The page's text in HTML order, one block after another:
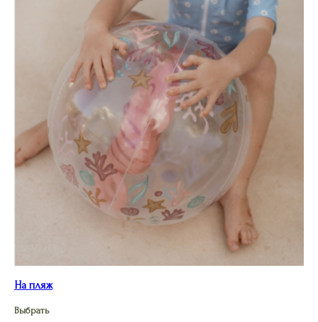
На пляж
Выбрать